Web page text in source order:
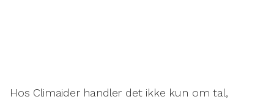
Hos Climaider handler det ikke kun om tal,